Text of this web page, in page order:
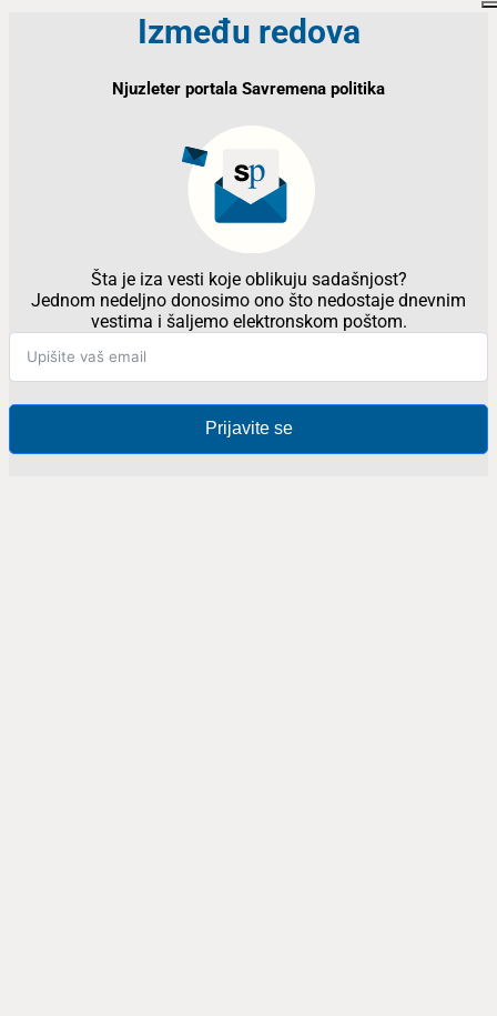
Između redova
Njuzleter portala Savremena politika
Šta je iza vesti koje oblikuju sadašnjost?
Jednom nedeljno donosimo ono što nedostaje dnevnim
vestima i šaljemo elektronskom poštom.
Prijavite se